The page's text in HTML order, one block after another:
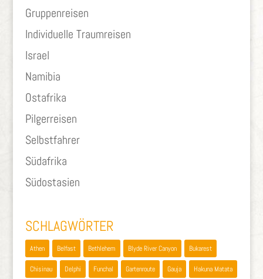
Gruppenreisen
Individuelle Traumreisen
Israel
Namibia
Ostafrika
Pilgerreisen
Selbstfahrer
Südafrika
Südostasien
SCHLAGWÖRTER
Athen Belfast Bethlehem Blyde River Canyon Bukarest
Chisinau Delphi Funchal Gartenroute Gauja Hakuna Matata